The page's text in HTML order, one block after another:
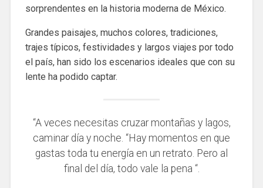
sorprendentes en la historia moderna de México.
Grandes paisajes, muchos colores, tradiciones,
trajes típicos, festividades y largos viajes por todo
el país, han sido los escenarios ideales que con su
lente ha podido captar.
“A veces necesitas cruzar montañas y lagos,
caminar día y noche. “Hay momentos en que
gastas toda tu energía en un retrato. Pero al
final del día, todo vale la pena “.